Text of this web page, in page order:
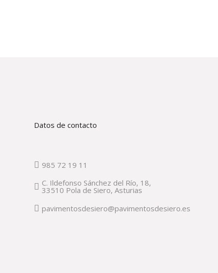
Datos de contacto
985 72 19 11
C. Ildefonso Sánchez del Río, 18,
33510 Pola de Siero, Asturias
pavimentosdesiero@pavimentosdesiero.es